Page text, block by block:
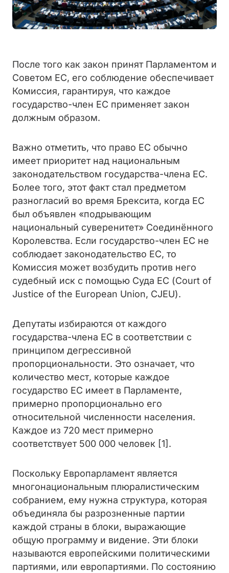
После того как закон принят Парламентом и
Советом ЕС, его соблюдение обеспечивает
Комиссия, гарантируя, что каждое
государство-член ЕС применяет закон
должным образом.
Важно отметить, что право ЕС обычно
имеет приоритет над национальным
законодательством государства-члена ЕС.
Более того, этот факт стал предметом
разногласий во время Брексита, когда ЕС
был объявлен «подрывающим
национальный суверенитет» Соединённого
Королевства. Если государство-член ЕС не
соблюдает законодательство ЕС, то
Комиссия может возбудить против него
судебный иск с помощью Суда ЕС (Court of
Justice of the European Union, CJEU).
Депутаты избираются от каждого
государства-члена ЕС в соответствии с
принципом дегрессивной
пропорциональности. Это означает, что
количество мест, которые каждое
государство ЕС имеет в Парламенте,
примерно пропорционально его
относительной численности населения.
Каждое из 720 мест примерно
соответствует 500 000 человек [1].
Поскольку Европарламент является
многонациональным плюралистическим
собранием, ему нужна структура, которая
объединяла бы разрозненные партии
каждой страны в блоки, выражающие
общую программу и видение. Эти блоки
называются европейскими политическими
партиями, или европартиями. По состоянию